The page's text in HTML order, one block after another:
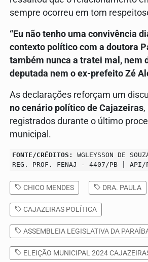
sempre ocorreu em tom
“Eu não tenho uma convivência
contexto político com a doutora
também nunca a tratei mal, nem
deputada nem o ex-prefeito Zé
As declarações reforçam um
no cenário político de Cajazeiras
registrados durante o último
municipal.
FONTE/CRÉDITOS:
WGLEYSSON DE
REG. PROF. FENAJ - 4407/PB | API/
CHICO MENDES DRA. PAULA
CAJAZEIRAS POLÍTICA
ASSEMBLEIA LEGISLATIVA DA
ELEIÇÃO MUNICIPAL 2024